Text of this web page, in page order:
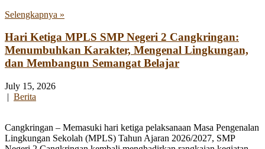
Selengkapnya »
Hari Ketiga MPLS SMP Negeri 2 Cangkringan:
Menumbuhkan Karakter, Mengenal Lingkungan,
dan Membangun Semangat Belajar
July 15, 2026
| Berita
Cangkringan – Memasuki hari ketiga pelaksanaan Masa Pengenalan
Lingkungan Sekolah (MPLS) Tahun Ajaran 2026/2027, SMP